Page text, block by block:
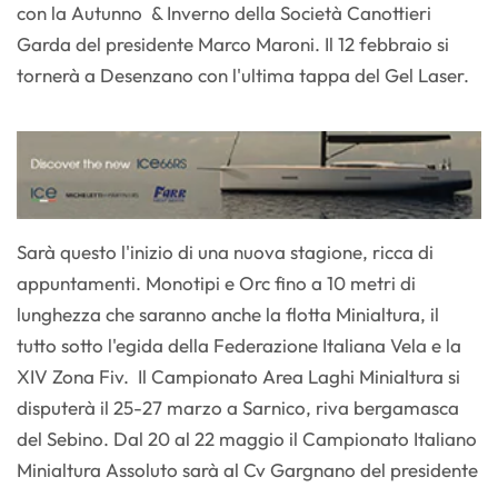
con la Autunno & Inverno della Società Canottieri
Garda del presidente Marco Maroni. Il 12 febbraio si
tornerà a Desenzano con l'ultima tappa del Gel Laser.
Sarà questo l'inizio di una nuova stagione, ricca di
appuntamenti. Monotipi e Orc fino a 10 metri di
lunghezza che saranno anche la flotta Minialtura, il
tutto sotto l'egida della Federazione Italiana Vela e la
XIV Zona Fiv. Il Campionato Area Laghi Minialtura si
disputerà il 25-27 marzo a Sarnico, riva bergamasca
del Sebino. Dal 20 al 22 maggio il Campionato Italiano
Minialtura Assoluto sarà al Cv Gargnano del presidente